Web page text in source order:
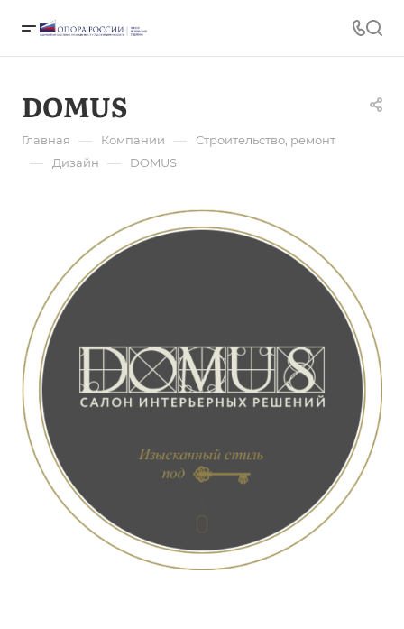
DOMUS
Главная — Компании — Строительство, ремонт
— Дизайн — DOMUS